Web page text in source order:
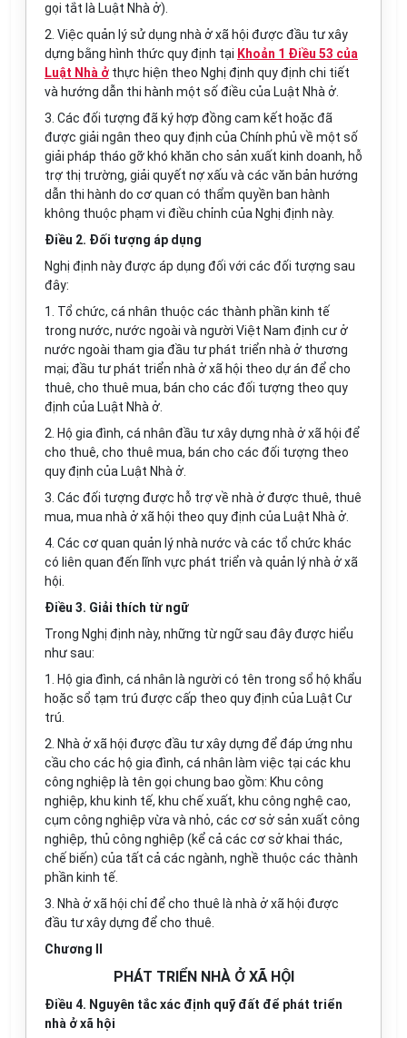
gọi tắt là Luật Nhà ở).
2. Việc quản lý sử dụng nhà ở xã hội được đầu tư xây
dựng bằng hình thức quy định tại Khoản 1 Điều 53 của
Luật Nhà ở thực hiện theo Nghị định quy định chi tiết
và hướng dẫn thi hành một số điều của Luật Nhà ở
3. Các đối tượng đã ký hợp đồng cam kết hoặc đã
được giải ngân theo quy định của Chính phủ về một số
giải pháp tháo gỡ khó khăn cho sản xuất kinh doanh, hỗ
trợ thị trường, giải quyết nợ xấu và các văn bản hướng
dẫn thi hành do cơ quan có thẩm quyền ban hành
không thuộc phạm vi điều chỉnh của Nghị định này.
Điều 2. Đối tượng áp dụng
Nghị định này được áp dụng đối với các đối tượng sau
đây:
1. Tổ chức, cá nhân thuộc các thành phần kinh tế
trong nước, nước ngoài và người Việt Nam định cưở
nước ngoài tham gia đầu tư phát triển nhà ở thương
mại; đầu tư phát triển nhà ở xã hội theo dự án để cho
thuê, cho thuê mua, bán cho các đối tượng theo quy
định của Luật Nhà ở.
2. Hộ gia đình, cá nhân đầu tư xây dựng nhà ở xã hội để
cho thuê, cho thuê mua, bán cho các đối tượng theo
quy định của Luật Nhà ở
3. Các đối tượng được hỗ trợ về nhà ở được thuê, thuê
mua, mua nhà ở xã hội theo quy định của Luật Nhà ở.
4. Các cơ quan quản lý nhà nước và các tổ chức khác
có liên quan đến lĩnh vực phát triển và quản lý nhà ở xã
hội
Điều 3. Giải thích từ ngữ
Trong Nghị định này, những từ ngữ sau đây được hiểu
như sau:
1.
Hộ gia đình, cá nhân là người có tên trong sổ hộ khẩu
hoặc sổ tạm trú được cấp theo quy định của Luật Cư
trú.
2. Nhà ở xã hội được đầu tư xâydựng để đáp ứng nhu
cầu cho các hộ gia đình, cá nhân làm việc tại các khu
công nghiệp là tên gọi chung bao gồm: Khu công
nghiệp, khu kinh tế, khu chế xuất, khu công nghệ cao,
cụm công nghiệp vừa và nhỏ, các cơ sởsản xuất công
nghiệp, thủ công nghiệp (kể cả các cơ sở khai thác,
chế biến) của tất cả các ngành, nghề thuộc các thành
phần kinh tế.
3. Nhà ở xã hội chỉ để cho thuê là nhà ở xã hội được
đầu tư xây dựng để cho thuê.
Chương II
PHÁT TRIỂN NHÀ Ở XÃ HỘI
Điều 4. Nguyên tắc xác định quỹ đất để phát triển
nhà ở xã hội